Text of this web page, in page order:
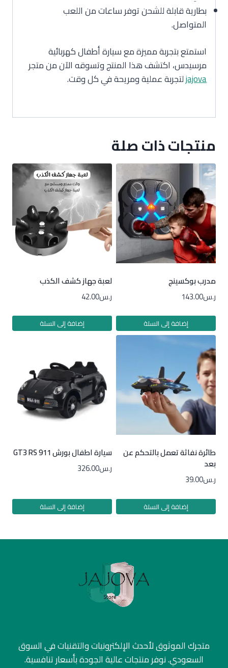
بطارية قابلة للشحن توفر ساعات من اللعب
المتواصل.
استمتع بتجربة مميزة مع سيارة أطفال كهربائية
مرسيدس، اكتشف هذا المنتج وتسوقه الآن من متجر
jajovaلتجربة عملية ومريحة في كل وقت.
منتجات ذات صلة
مدرب بوكسينج
ر.س143.00
إضافة إلى السلة
لعبة جهاز كشف الكذب
ر.س42.00
إضافة إلى السلة
طائرة نفاثة تعمل بالتحكم عن
بعد
ر.س39.00
إضافة إلى السلة
سيارة اطفال بورش 911 GT3 RS
ر.س326.00
إضافة إلى السلة
متجرك الموثوق لأحدث الإلكترونيات والتقنيات في السوق
السعودي. نوفر منتجات عالية الجودة بأسعار تنافسية.